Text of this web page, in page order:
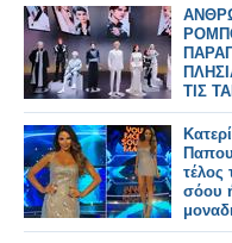
ΤΙΣ
τέλος
σόου
που